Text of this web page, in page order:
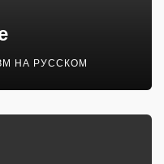
НА РУССКОМ